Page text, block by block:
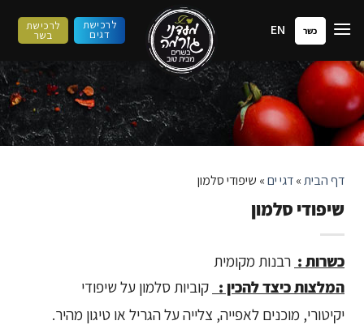
לתוכן
כשר EN לרכישת
דגים
לרכישת
בשר
דף הבית»דגי ים» שיפודי סלמון
שיפודי סלמון
כשרות : רבנות מקומית
המלצות כיצד להכין : קוביות סלמון על שיפודי
יקיטורי, מוכנים לאפייה, צלייה על הגריל או טיגון מהיר.